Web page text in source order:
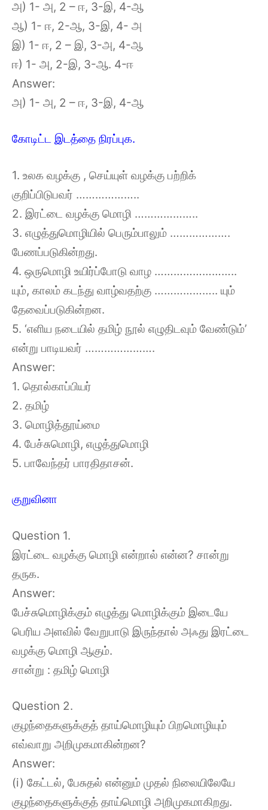
அ) 1- அ, 2 – ஈ, 3-இ, 4-ஆ
ஆ) 1- ஈ, 2-ஆ, 3-இ, 4- அ
இ) 1- ஈ, 2 – இ, 3-அ, 4-ஆ
ஈ) 1- அ, 2-இ, 3-ஆ. 4-ஈ
Answer:
அ) 1- அ, 2 – ஈ, 3-இ, 4-ஆ
கோடிட்ட இடத்தை நிரப்புக.
1. உலக வழக்கு , செய்யுள் வழக்கு பற்றிக்
குறிப்பிடுபவர் ………………..
2. இரட்டை வழக்கு மொழி ………………..
3. எழுத்துமொழியில் பெரும்பாலும் ……………….
பேணப்படுகின்றது.
4. ஒருமொழி உயிர்ப்போடு வாழ ……………………..
யும், காலம் கடந்து வாழ்வதற்கு ……………….. யும்
தேவைப்படுகின்றன.
5. ‘எளிய நடையில் தமிழ் நூல் எழுதிடவும் வேண்டும்’
என்று பாடியவர் ………………….
Answer:
1. தொல்காப்பியர்
2. தமிழ்
3. மொழித்தூய்மை
4. பேச்சுமொழி, எழுத்துமொழி
5. பாவேந்தர் பாரதிதாசன்.
குறுவினா
Question 1.
இரட்டை வழக்கு மொழி என்றால் என்ன? சான்று
தருக.
Answer:
பேச்சுமொழிக்கும் எழுத்து மொழிக்கும் இடையே
பெரிய அளவில் வேறுபாடு இருந்தால் அஃது இரட்டை
வழக்கு மொழி ஆகும்.
சான்று : தமிழ் மொழி
Question 2.
குழந்தைகளுக்குத் தாய்மொழியும் பிறமொழியும்
எவ்வாறு அறிமுகமாகின்றன?
Answer:
(i) கேட்டல், பேசுதல் என்னும் முதல் நிலையிலேயே
குழந்தைகளுக்குத் தாய்மொழி அறிமுகமாகிறது.